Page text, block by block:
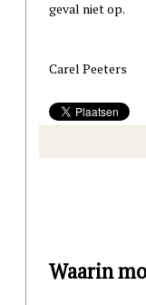
geval niet op.
Carel Peeters
Waarin